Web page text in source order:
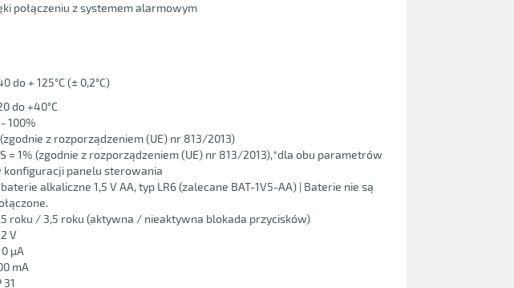
połączeniu z systemem alarmowym
do + 125°C (± 0,2°C)
do +40°C
100%
z rozporządzeniem (UE) nr 813/2013)
= 1% (zgodnie z rozporządzeniem (UE) nr 813/2013),*dla obu parametrów
konfiguracji panelu sterowania
alkaliczne 1,5 V AA, typ LR6 (zalecane BAT-1V5-AA) | Baterie nie są
roku / 3,5 roku (aktywna / nieaktywna blokada przycisków)
V
µA
mA
31